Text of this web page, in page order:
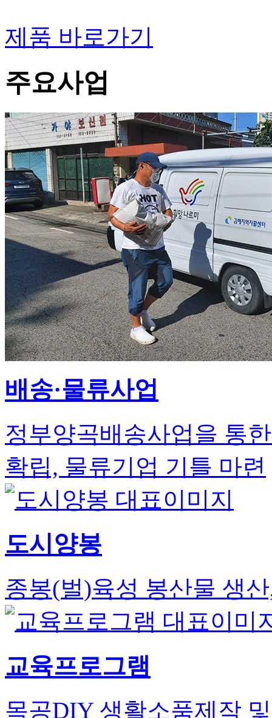
제품 바로가기
주요사업
배송·물류사업
정부양곡배송사업을 통
확립, 물류기업 기틀 마련
도시양봉
종봉(벌)육성 봉산물 생
교육프로그램
목공DIY 생활소품제작